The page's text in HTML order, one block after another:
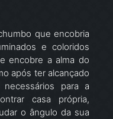
que encobria
e coloridos
encobre a alma do
após ter alcançado
para a
casa própria,
o ângulo da sua